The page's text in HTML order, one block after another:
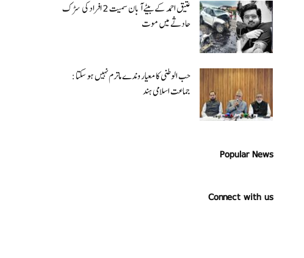
عتیق احمد کے بیٹے آبان سمیت 2 افراد کی سڑک
حادثے میں موت
حب الوطنی کا معیار وندے ماترم نہیں ہو سکتا :
جماعت اسلامی ہند
Popular News
Connect with us